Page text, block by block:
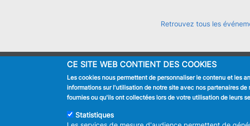
Retrouvez tous les
JE SUIS
Habitant
Touriste
CE SITE WEB CONTIENT DES COOKIES
Les cookies nous permettent de personnaliser le contenu et les
informations sur l'utilisation de notre site avec nos partenaires
fournies ou qu'ils ont collectées lors de votre utilisation de leurs
Statistiques